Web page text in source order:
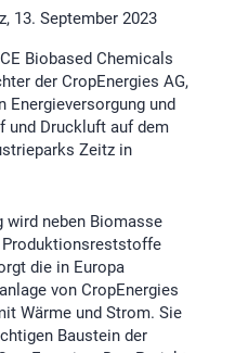
13. September 2023
Biobased Chemicals
der CropEnergies AG,
Energieversorgung und
und Druckluft auf dem
Zeitz in
wird neben Biomasse
die in Europa
von CropEnergies
Wärme und Strom. Sie
Baustein der